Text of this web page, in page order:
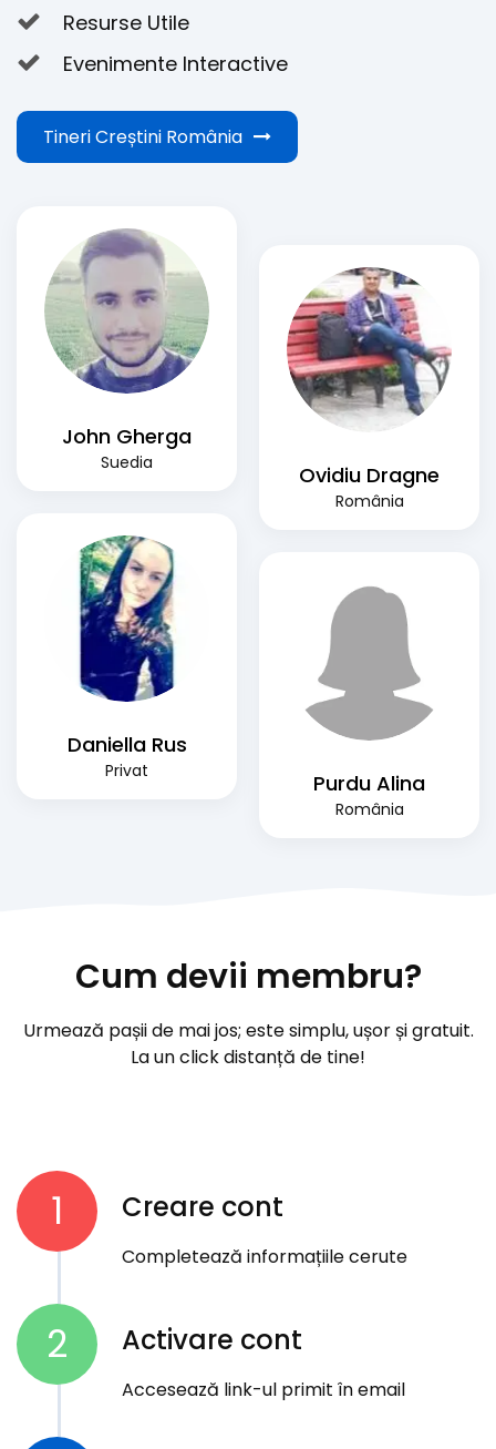
Resurse Utile
Evenimente Interactive
Tineri Creștini România
John Gherga
Suedia Ovidiu Dragne
România
Daniella Rus
Privat Purdu Alina
România
Cum devii membru?
Urmează pașii de mai jos; este simplu, ușor și gratuit.
La un click distanță de tine!
1 Creare cont
Completează informațiile cerute
2 Activare cont
Accesează link-ul primit în email